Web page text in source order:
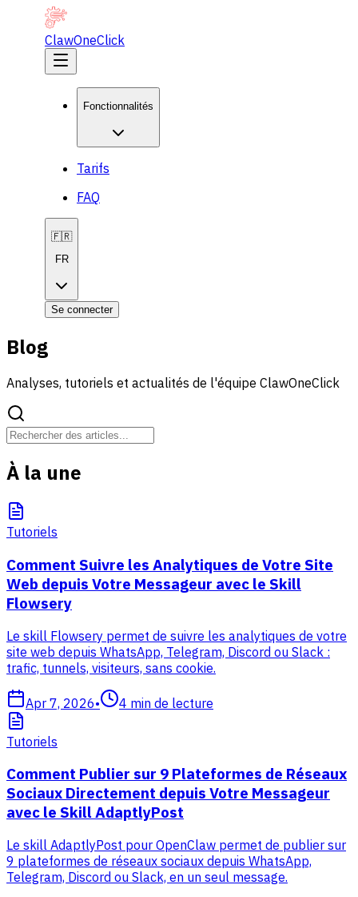
ClawOneClick
Fonctionnalités
Tarifs
FAQ
🇫🇷
FR
Se connecter
Blog
Analyses, tutoriels et actualités de l'équipe ClawOneClick
À la une
Tutoriels
Comment Suivre les Analytiques de Votre Site
Web depuis Votre Messageur avec le Skill
Flowsery
Le skill Flowsery permet de suivre les analytiques de votre
site web depuis WhatsApp, Telegram, Discord ou Slack :
trafic, tunnels, visiteurs, sans cookie.
Apr 7, 2026• 4 min de lecture
Tutoriels
Comment Publier sur 9 Plateformes de Réseaux
Sociaux Directement depuis Votre Messageur
avec le Skill AdaptlyPost
Le skill AdaptlyPost pour OpenClaw permet de publier sur
9 plateformes de réseaux sociaux depuis WhatsApp,
Telegram, Discord ou Slack, en un seul message.